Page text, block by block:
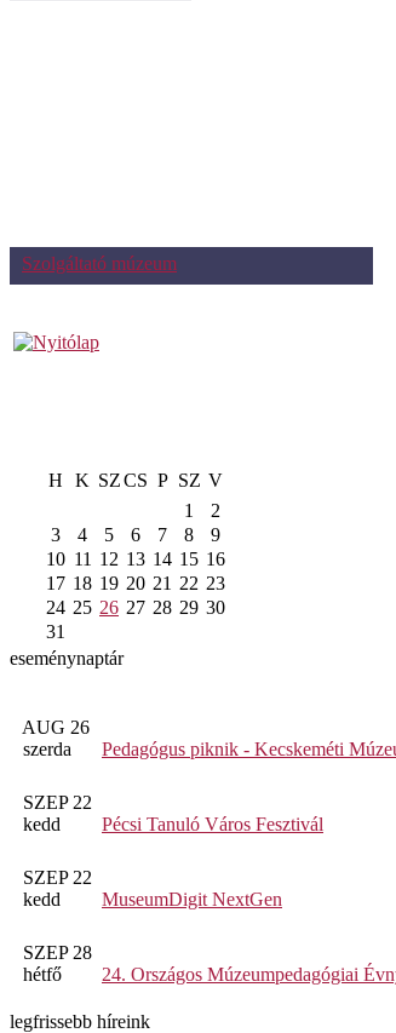
Szolgáltató múzeum
H K SZCS P SZ V
1
2
3
4 5 6 7 8
9
10 11 12 13 14 15 16
17 18 19 20 21 22 23
24 25 26 27 28 29 30
31
eseménynaptár
AUG 26
szerda
Pedagógus piknik - Kecskeméti
SZEP 22
kedd
Pécsi Tanuló Város Fesztivál
SZEP 22
kedd
MuseumDigit NextGen
SZEP 28
hétfő
24. Országos Múzeumpedagógiai
legfrissebb híreink